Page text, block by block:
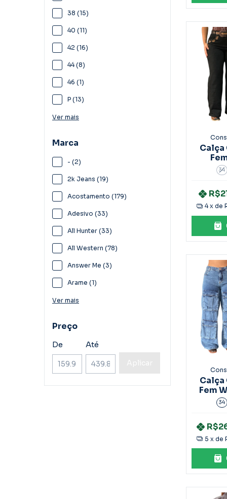
38 (15)
40 (11)
42 (16)
44 (8)
46 (1)
P (13)
Ver mais
Marca
- (2)
2k Jeans (19)
Acostamento (179)
Adesivo (33)
All Hunter (33)
All Western (78)
Answer Me (3)
Arame (1)
Ver mais
Preço
De Até
Aplicar
Calça
34
4 x de
Calça
Fem
34
5 x de